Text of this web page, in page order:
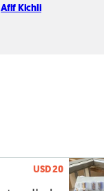
Afif Kichli
USD 20